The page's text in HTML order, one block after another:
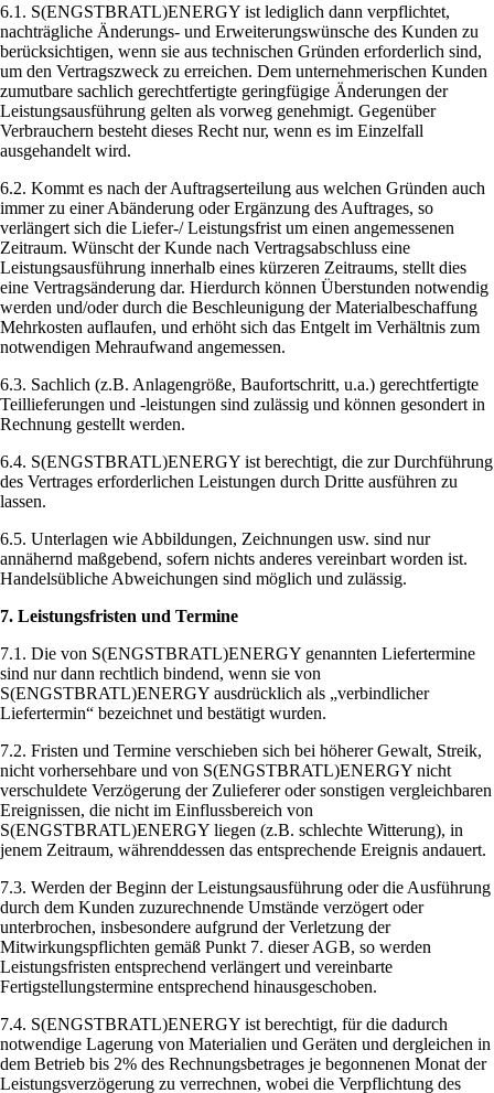
6.1. S(ENGSTBRATL)ENERGY ist lediglich dann verpflichtet,
nachträgliche Änderungs- und Erweiterungswünsche des Kunden zu
berücksichtigen, wenn sie aus technischen Gründen erforderlich sind,
um den Vertragszweck zu erreichen. Dem unternehmerischen Kunden
zumutbare sachlich gerechtfertigte geringfügige Änderungen der
Leistungsausführung gelten als vorweg genehmigt. Gegenüber
Verbrauchern besteht dieses Recht nur, wenn es im Einzelfall
ausgehandelt wird.
6.2. Kommt es nach der Auftragserteilung aus welchen Gründen auch
immer zu einer Abänderung oder Ergänzung des Auftrages, so
verlängert sich die Liefer-/ Leistungsfrist um einen angemessenen
Zeitraum. Wünscht der Kunde nach Vertragsabschluss eine
Leistungsausführung innerhalb eines kürzeren Zeitraums, stellt dies
eine Vertragsänderung dar. Hierdurch können Überstunden notwendig
werden und/oder durch die Beschleunigung der Materialbeschaffung
Mehrkosten auflaufen, und erhöht sich das Entgelt im Verhältnis zum
notwendigen Mehraufwand angemessen.
6.3. Sachlich (z.B. Anlagengröße, Baufortschritt, u.a.) gerechtfertigte
Teillieferungen und -leistungen sind zulässig und können gesondert in
Rechnung gestellt werden.
6.4. S(ENGSTBRATL)ENERGY ist berechtigt, die zur Durchführung
des Vertrages erforderlichen Leistungen durch Dritte ausführen zu
lassen.
6.5. Unterlagen wie Abbildungen, Zeichnungen usw. sind nur
annähernd maßgebend, sofern nichts anderes vereinbart worden ist.
Handelsübliche Abweichungen sind möglich und zulässig.
7. Leistungsfristen und Termine
7.1. Die von S(ENGSTBRATL)ENERGY genannten Liefertermine
sind nur dann rechtlich bindend, wenn sie von
S(ENGSTBRATL)ENERGY ausdrücklich als „verbindlicher
Liefertermin“ bezeichnet und bestätigt wurden.
7.2. Fristen und Termine verschieben sich bei höherer Gewalt, Streik,
nicht vorhersehbare und von S(ENGSTBRATL)ENERGY nicht
verschuldete Verzögerung der Zulieferer oder sonstigen vergleichbaren
Ereignissen, die nicht im Einflussbereich von
S(ENGSTBRATL)ENERGY liegen (z.B. schlechte Witterung), in
jenem Zeitraum, währenddessen das entsprechende Ereignis andauert.
7.3. Werden der Beginn der Leistungsausführung oder die Ausführung
durch dem Kunden zuzurechnende Umstände verzögert oder
unterbrochen, insbesondere aufgrund der Verletzung der
Mitwirkungspflichten gemäß Punkt 7. dieser AGB, so werden
Leistungsfristen entsprechend verlängert und vereinbarte
Fertigstellungstermine entsprechend hinausgeschoben.
7.4. S(ENGSTBRATL)ENERGY ist berechtigt, für die dadurch
notwendige Lagerung von Materialien und Geräten und dergleichen in
dem Betrieb bis 2% des Rechnungsbetrages je begonnenen Monat der
Leistungsverzögerung zu verrechnen, wobei die Verpflichtung des